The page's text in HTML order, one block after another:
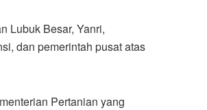
Lubuk Besar, Yanri,
dan pemerintah pusat atas
Pertanian yang